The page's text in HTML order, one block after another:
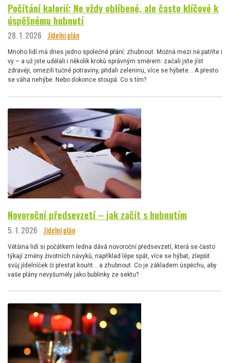
Počítání kalorií: Ne vždy oblíbené, ale často klíčové k
úspěšnému hubnutí
28. 1. 2026 Jídelní plán
Mnoho lidí má dnes jedno společné přání: zhubnout. Možná mezi ně patříte i
vy – a už jste udělali i několik kroků správným směrem: začali jste jíst
zdravěji, omezili tučné potraviny, přidali zeleninu, více se hýbete… A přesto
se váha nehýbe. Nebo dokonce stoupá. Co s tím?
Novoroční předsevzetí – jak začít s hubnutím
5. 1. 2026 Jídelní plán
Většina lidí si počátkem ledna dává novoroční předsevzetí, která se často
týkají změny životních návyků, například lépe spát, více se hýbat, zlepšit
svůj jídelníček či přestat kouřit… a zhubnout. Co je základem úspěchu, aby
vaše plány nevyšuměly jako bublinky ze sektu?